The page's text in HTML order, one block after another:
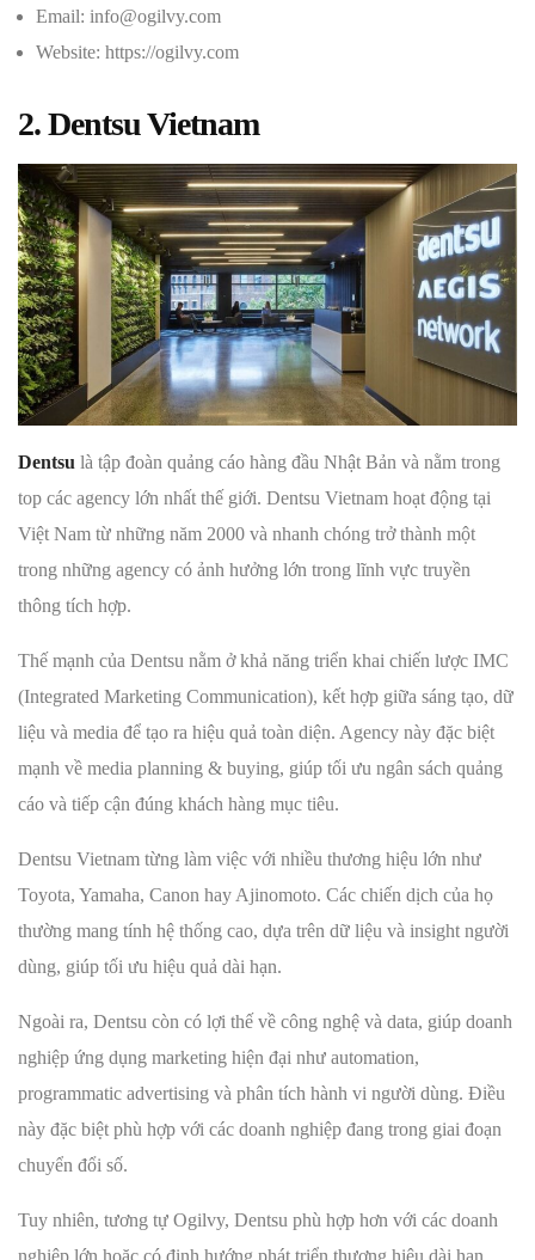
Email: info@ogilvy.com
Website: https://ogilvy.com
2. Dentsu Vietnam
Dentsu là tập đoàn quảng cáo hàng đầu Nhật Bản và nằm trong
top các agency lớn nhất thế giới. Dentsu Vietnam hoạt động tại
Việt Nam từ những năm 2000 và nhanh chóng trở thành một
trong những agency có ảnh hưởng lớn trong lĩnh vực truyền
thông tích hợp.
Thế mạnh của Dentsu nằm ở khả năng triển khai chiến lược IMC
(Integrated Marketing Communication), kết hợp giữa sáng tạo, dữ
liệu và media để tạo ra hiệu quả toàn diện. Agency này đặc biệt
mạnh về media planning & buying, giúp tối ưu ngân sách quảng
cáo và tiếp cận đúng khách hàng mục tiêu.
Dentsu Vietnam từng làm việc với nhiều thương hiệu lớn như
Toyota, Yamaha, Canon hay Ajinomoto. Các chiến dịch của họ
thường mang tính hệ thống cao, dựa trên dữ liệu và insight người
dùng, giúp tối ưu hiệu quả dài hạn.
Ngoài ra, Dentsu còn có lợi thế về công nghệ và data, giúp doanh
nghiệp ứng dụng marketing hiện đại như automation,
programmatic advertising và phân tích hành vi người dùng. Điều
này đặc biệt phù hợp với các doanh nghiệp đang trong giai đoạn
chuyển đổi số.
Tuy nhiên, tương tự Ogilvy, Dentsu phù hợp hơn với các doanh
nghiệp lớn hoặc có định hướng phát triển thương hiệu dài hạn.